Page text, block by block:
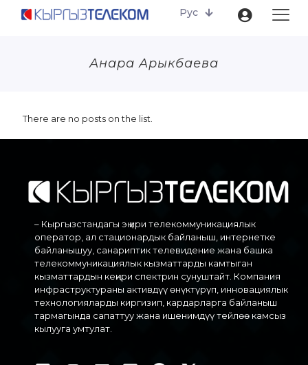
Рус
Анара Арыкбаева
There are no posts on the list.
– Кыргызстандагы эң ири телекоммуникациялык
оператор, ал стационардык байланыш, интернетке
байланышуу, санариптик телевидение жана башка
телекоммуникациялык кызматтарды камтыган
кызматтардын кеңири спектрин сунуштайт. Компания
инфраструктураны активдүү өнүктүрүп, инновациялык
технологияларды киргизип, кардарларга байланыш
тармагында сапаттуу жана ишенимдүү тейлөө камсыз
кылууга умтулат.